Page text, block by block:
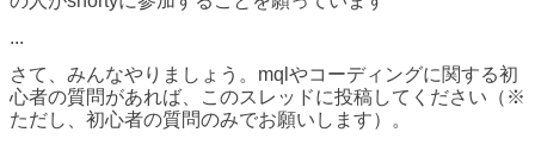
...
さて、みんなやりましょう。mqlやコーディングに関する初
心者の質問があれば、このスレッドに投稿してください（※
ただし、初心者の質問のみでお願いします）。